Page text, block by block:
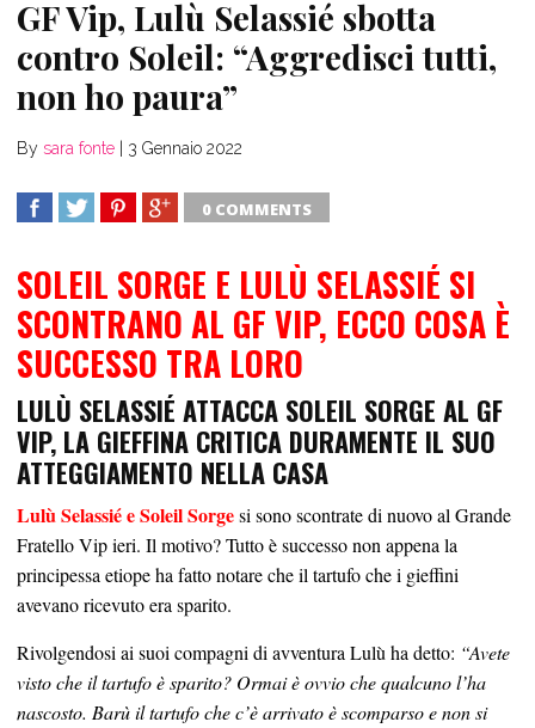
GF Vip, Lulù Selassié sbotta
contro Soleil: “Aggredisci tutti,
non ho paura”
By sara fonte 3 Gennaio 2022
0 COMMENTS
SOLEIL SORGE E LULÙ SELASSIÉ SI
SCONTRANO AL GF VIP, ECCO COSA È
SUCCESSO TRA LORO
LULÙ SELASSIÉ ATTACCA SOLEIL SORGE AL GF
VIP, LA GIEFFINA CRITICA DURAMENTE IL SUO
ATTEGGIAMENTO NELLA CASA
Lulù Selassié e Soleil Sorgesi sono scontrate di nuovo al Grande
Fratello Vip ieri. Il motivo? Tutto è successo non appena la
principessa etiope ha fatto notare che il tartufo che i gieffini
avevano ricevuto era sparito.
Rivolgendosi ai suoi compagni di avventura Lulù ha detto: “Avete
visto che il tartufo è sparito? Ormai è ovvio che qualcuno l’ha
nascosto. Barù il tartufo che c’è arrivato è scomparso e non si